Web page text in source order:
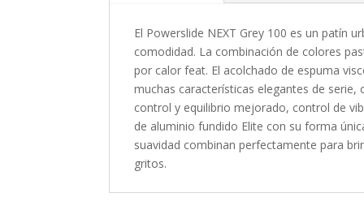
El Powerslide NEXT Grey 100 es un patín
comodidad. La combinación de colores
por calor feat. El acolchado de espuma
muchas características elegantes de
control y equilibrio mejorado, control de
de aluminio fundido Elite con su forma
suavidad combinan perfectamente para
gritos.